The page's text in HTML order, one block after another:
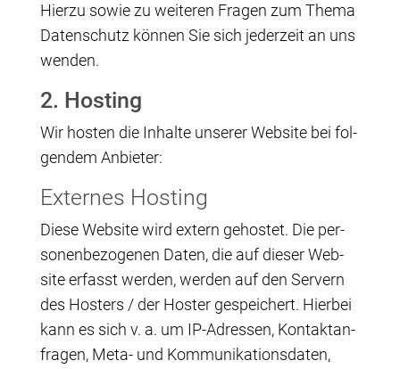
Hier­zu sowie zu wei­te­ren Fra­gen zum The­ma
Daten­schutz kön­nen Sie sich jeder­zeit an uns
wenden.
2. Hos­ting
Wir hos­ten die Inhal­te unse­rer Web­site bei fol­
gen­dem Anbieter:
Exter­nes Hosting
Die­se Web­site wird extern gehos­tet. Die per­
so­nen­be­zo­ge­nen Daten, die auf die­ser Web­
site erfasst wer­den, wer­den auf den Ser­vern
des Hos­ters / der Hos­ter gespei­chert. Hier­bei
kann es sich v. a. um IP-Adres­sen, Kon­takt­an­
fra­gen, Meta- und Kom­mu­ni­ka­ti­ons­da­ten,